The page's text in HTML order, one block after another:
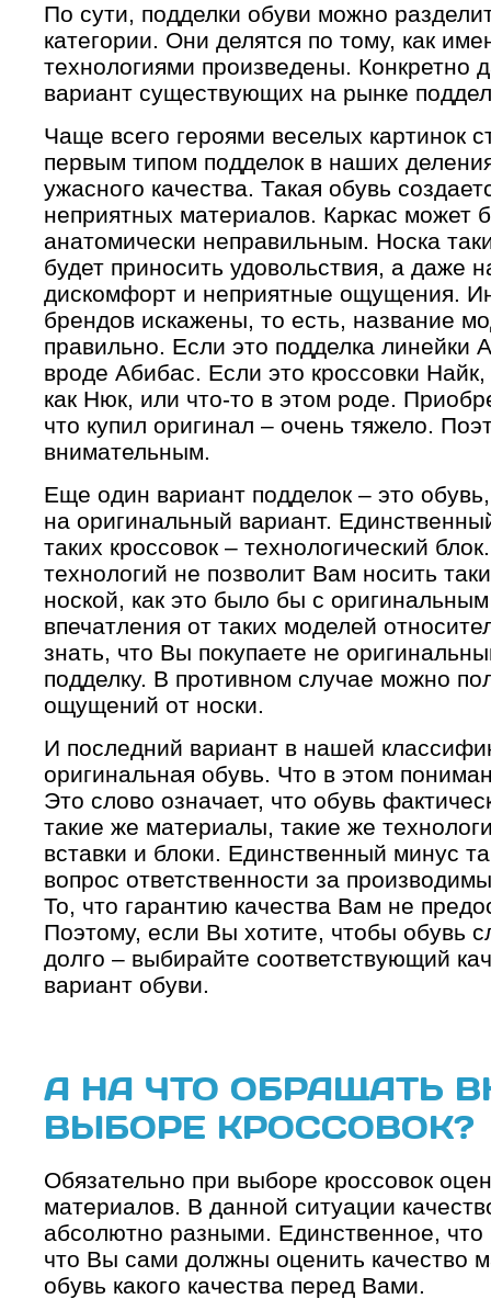
По сути, подделки обуви можно
категории. Они делятся по тому, как
технологиями произведены. Конкретно
вариант существующих на рынке
Чаще всего героями веселых картинок
первым типом подделок в наших
ужасного качества. Такая обувь
неприятных материалов. Каркас может
анатомически неправильным. Носка
будет приносить удовольствия, а даже
дискомфорт и неприятные ощущения.
брендов искажены, то есть, название
правильно. Если это подделка линейки
вроде Абибас. Если это кроссовки
как Нюк, или что-то в этом роде.
что купил оригинал – очень тяжело.
внимательным.
Еще один вариант подделок – это
на оригинальный вариант.
таких кроссовок – технологический
технологий не позволит Вам носить
ноской, как это было бы с
впечатления от таких моделей
знать, что Вы покупаете не
подделку. В противном случае можно
ощущений от носки.
И последний вариант в нашей
оригинальная обувь. Что в этом
Это слово означает, что обувь
такие же материалы, такие же
вставки и блоки. Единственный минус
вопрос ответственности за
То, что гарантию качества Вам не
Поэтому, если Вы хотите, чтобы обувь
долго – выбирайте соответствующий
вариант обуви.
А НА ЧТО ОБРАЩАТЬ
ВЫБОРЕ КРОССОВОК?
Обязательно при выборе кроссовок
материалов. В данной ситуации
абсолютно разными. Единственное, что
что Вы сами должны оценить качество
обувь какого качества перед Вами.